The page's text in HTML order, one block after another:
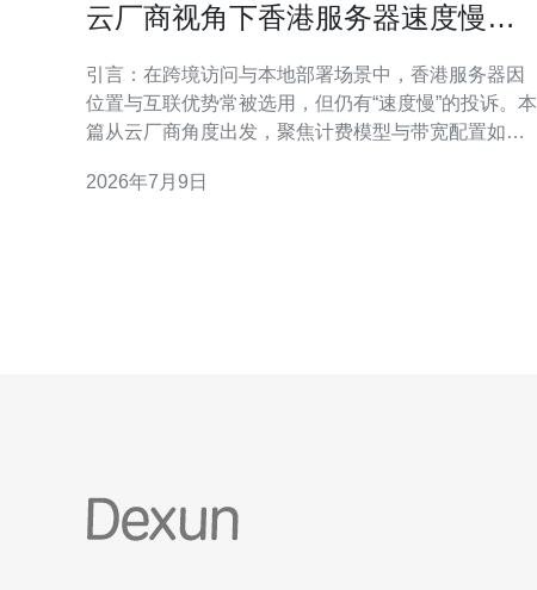
云厂商视角下香港服务器速度慢的
引言：在跨境访问与本地部署场景中，香港服务器因
位置与互联优势常被选用，但仍有“速度慢”的投诉。本
篇从云厂商角度出发，聚焦计费模型与带宽配置如何
服务器速度慢的常见原因（云厂商视角） 香港节点速
2026年7月9日